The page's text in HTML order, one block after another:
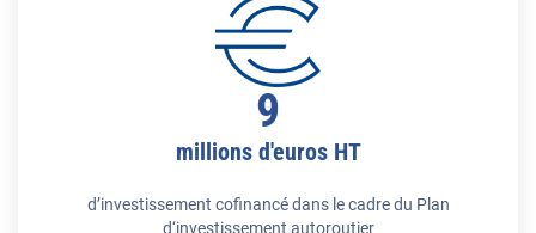
9
millions d'euros HT
d’investissement cofinancé dans le cadre du Plan
d‘investissement autoroutier